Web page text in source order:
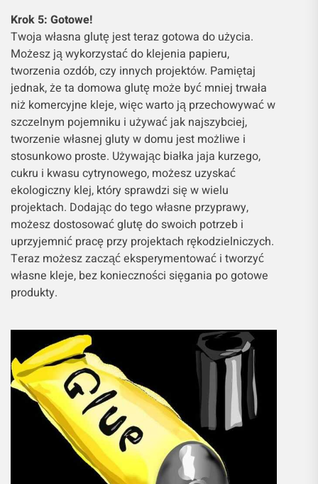
Krok 5: Gotowe!
Twoja własna glutę jest teraz gotowa do użycia.
Możesz ją wykorzystać do klejenia papieru,
tworzenia ozdób, czy innych projektów. Pamiętaj
jednak, że ta domowa glutę może być mniej trwała
niż komercyjne kleje, więc warto ją przechowywać w
szczelnym pojemniku i używać jak najszybciej,
tworzenie własnej gluty w domu jest możliwe i
stosunkowo proste. Używając białka jaja kurzego,
cukru i kwasu cytrynowego, możesz uzyskać
ekologiczny klej, który sprawdzi się w wielu
projektach. Dodając do tego własne przyprawy,
możesz dostosować glutę do swoich potrzeb i
uprzyjemnić pracę przy projektach rękodzielniczych.
Teraz możesz zacząć eksperymentować i tworzyć
własne kleje, bez konieczności sięgania po gotowe
produkty.